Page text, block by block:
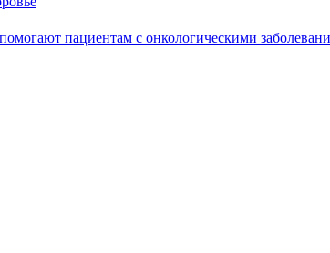
пациентам с онкологическими